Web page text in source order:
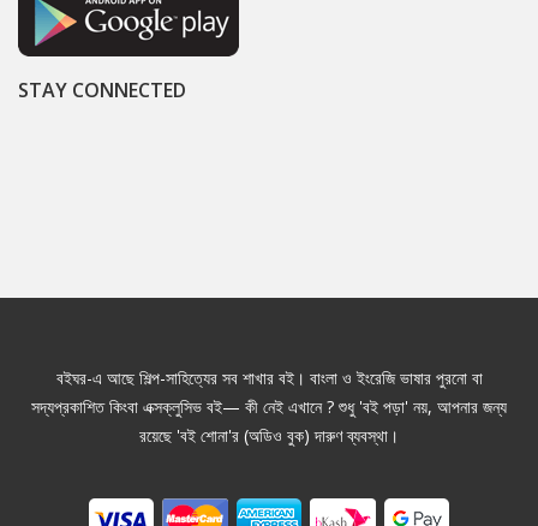
STAY CONNECTED
বইঘর-এ আছে শিল্প-সাহিত্যের সব শাখার বই। বাংলা ও ইংরেজি ভাষার পুরনো বা
সদ্যপ্রকাশিত কিংবা এক্সক্লুসিভ বই— কী নেই এখানে ? শুধু 'বই পড়া' নয়, আপনার জন্য
রয়েছে 'বই শোনা'র (অডিও বুক) দারুণ ব্যবস্থা।